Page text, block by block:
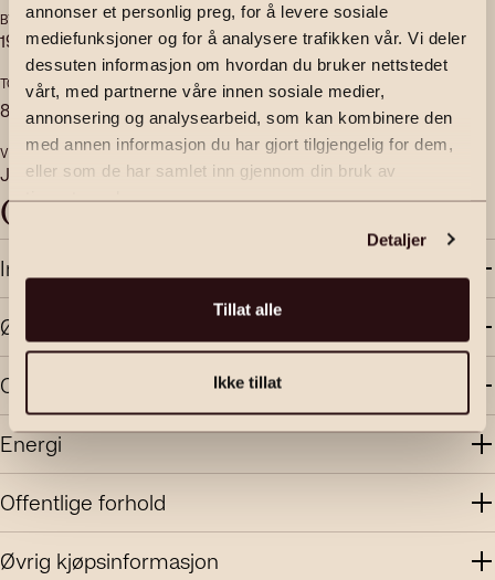
annonser et personlig preg, for å levere sosiale
mediefunksjoner og for å analysere trafikken vår. Vi deler
dessuten informasjon om hvordan du bruker nettstedet
vårt, med partnerne våre innen sosiale medier,
annonsering og analysearbeid, som kan kombinere den
med annen informasjon du har gjort tilgjengelig for dem,
eller som de har samlet inn gjennom din bruk av
tjenestene deres.
Detaljer
Tillat alle
Ikke tillat
BYGGEÅR
1985
ENERGIMERKING
E
TOMTEAREAL
831.7 m2 (eiet)
GARASJE
Ja
VERANDA
Ja
Objektbeskrivelse
Innhold og standard
Økonomi
Område
Energi
Offentlige forhold
Øvrig kjøpsinformasjon